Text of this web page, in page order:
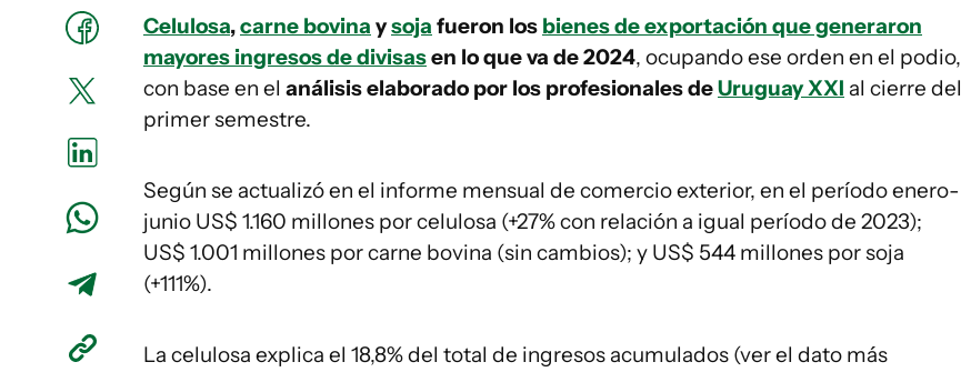
Celulosa,carne bovina ysoja fueron los bienes de exportación que generaron
mayores ingresos de divisasen lo que va de 2024, ocupando ese orden en el podio,
con base en el análisis elaborado por los profesionales deUruguay XXI al cierre del
primer semestre.
Según se actualizó en el informe mensual de comercio exterior, en el período enero-
junio US$ 1.160 millones por celulosa (+27% con relación a igual período de 2023);
US$ 1.001 millones por carne bovina (sin cambios); y US$ 544 millones por soja
(+111%).
La celulosa explica el 18,8% del total de ingresos acumulados (ver el dato más